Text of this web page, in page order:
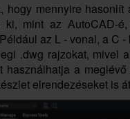
hogy mennyire
mint az AutoCAD-
az L - vonal, a C -
.dwg rajzokat, mivel
használhatja a
elrendezéseket is